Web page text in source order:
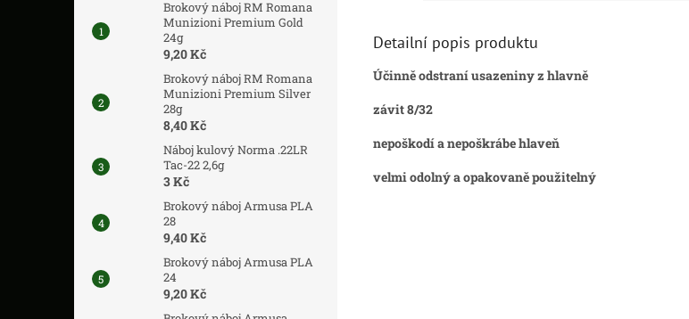
Brokový náboj RM Romana
Munizioni Premium Gold
24g
9,20 Kč
Brokový náboj RM Romana
Munizioni Premium Silver
28g
8,40 Kč
Náboj kulový Norma .22LR
Tac-22 2,6g
3 Kč
Brokový náboj Armusa PLA
28
9,40 Kč
Brokový náboj Armusa PLA
24
9,20 Kč
Detailní popis produktu
Účinně odstraní usazeniny z hlavně
závit 8/32
nepoškodí a nepoškrábe hlaveň
velmi odolný a opakovaně použitelný